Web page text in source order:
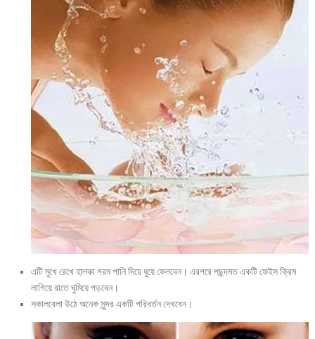
এটি মুখে রেখে হালকা গরম পানি দিয়ে ধুয়ে ফেলবেন। এরপরে পছন্দমত একটি ফেইস ক্রিম
লাগিয়ে রাতে ঘুমিয়ে পড়বেন।
সকালবেলা উঠে অনেক সুন্দর একটি পরিবর্তন দেখবেন।